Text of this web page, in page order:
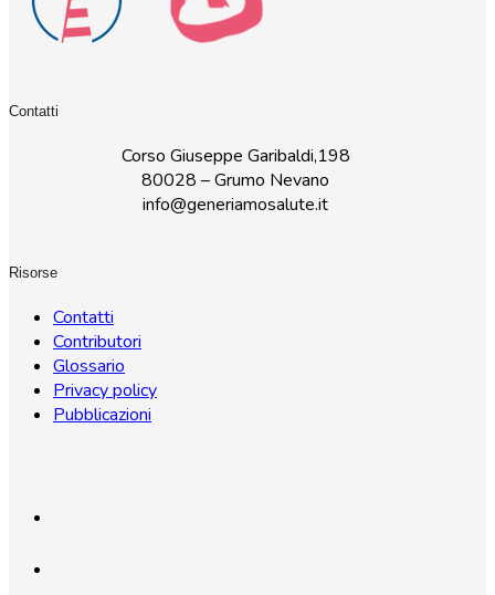
Contatti
Corso Giuseppe Garibaldi,198
80028 – Grumo Nevano
info@generiamosalute.it
Risorse
Contatti
Contributori
Glossario
Privacy policy
Pubblicazioni